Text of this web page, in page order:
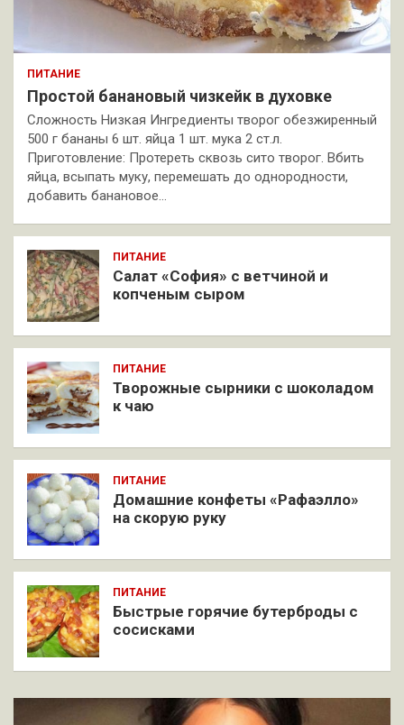
ПИТАНИЕ
Простой банановый чизкейк в духовке
Сложность Низкая Ингредиенты творог обезжиренный
500 г бананы 6 шт. яйца 1 шт. мука 2 ст.л.
Приготовление: Протереть сквозь сито творог. Вбить
яйца, всыпать муку, перемешать до однородности,
добавить банановое…
ПИТАНИЕ
Салат «София» с ветчиной и
копченым сыром
ПИТАНИЕ
Творожные сырники с шоколадом
к чаю
ПИТАНИЕ
Домашние конфеты «Рафаэлло»
на скорую руку
ПИТАНИЕ
Быстрые горячие бутерброды с
сосисками